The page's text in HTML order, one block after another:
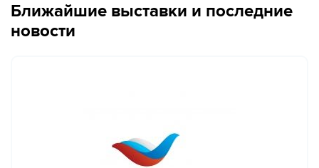
Ближайшие выставки и последние
новости